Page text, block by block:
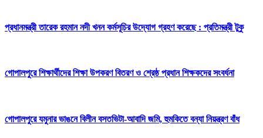
প্রধানমন্ত্রী তারেক রহমান নদী খনন কর্মসূচির উদ্যোগ গ্রহণ করেছে : প্রতিমন্ত্রী টুকু
গোপালপুরে শিক্ষার্থীদের শিক্ষা উপকরণ বিতরণ ও শ্রেষ্ঠ প্রধান শিক্ষকদের সংবর্ধনা
গোপালপুরে যমুনার ভাঙনে বিলীন বসতভিটা-আবাদি জমি, হুমকিতে বন্যা নিয়ন্ত্রণ বাঁধ